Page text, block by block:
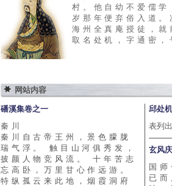
村。他自幼不爱儒
岁那年便弃俗入道
海州全真庵授徒，
取名处机，字通密
网站内容
磻溪集卷之一
秦川
秦川自古帝王州，景色朦胧
瑞气浮。 触目山河俱秀发，
披颜人物竞风流。 十年苦志
忘高卧，万里甘心作远游。
特纵孤云来此地，烟霞洞府
邱处
表列
玄风
国
已